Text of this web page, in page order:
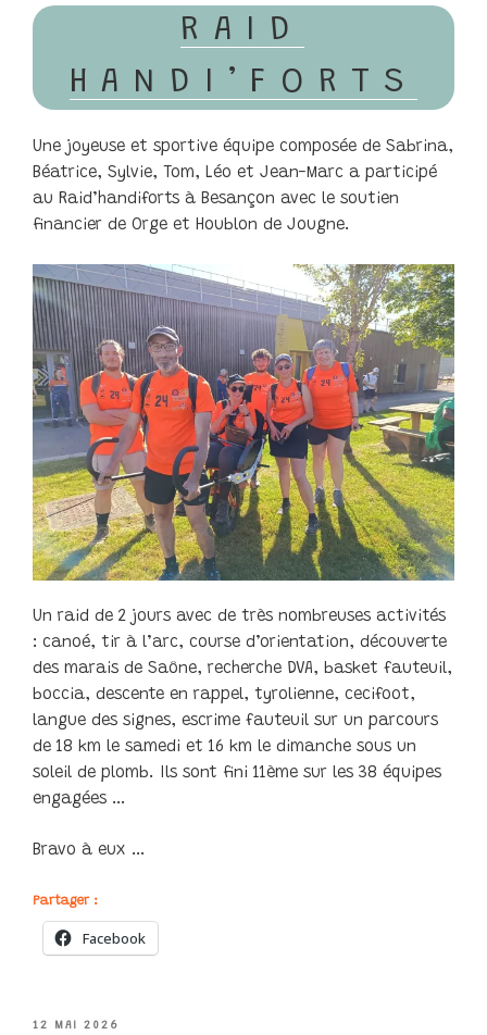
LE
RAID
HANDI’FORTS
Une joyeuse et sportive équipe composée de Sabrina,
Béatrice, Sylvie, Tom, Léo et Jean-Marc a participé
au Raid’handiforts à Besançon avec le soutien
financier de Orge et Houblon de Jougne.
Un raid de 2 jours avec de très nombreuses activités
: canoé, tir à l’arc, course d’orientation, découverte
des marais de Saône, recherche DVA, basket fauteuil,
boccia, descente en rappel, tyrolienne, cecifoot,
langue des signes, escrime fauteuil sur un parcours
de 18 km le samedi et 16 km le dimanche sous un
soleil de plomb. Ils sont fini 11ème sur les 38 équipes
engagées …
Bravo à eux …
Partager :
Facebook
PUBLIÉ
12 MAI 2026